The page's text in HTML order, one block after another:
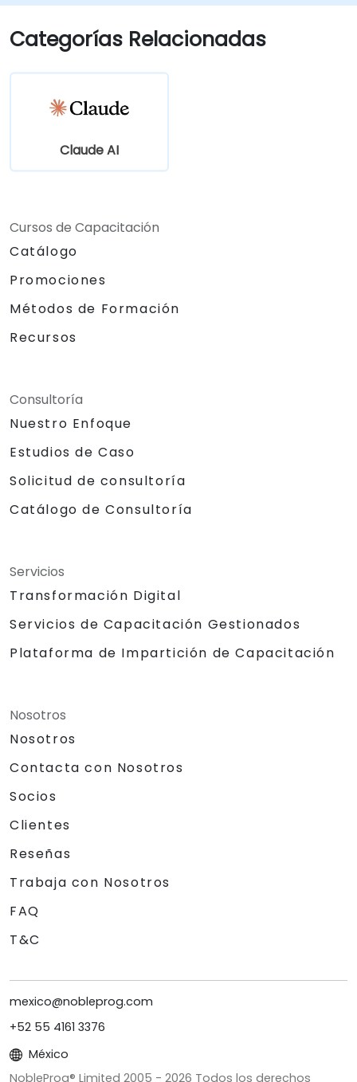
Categorías Relacionadas
Claude AI
Cursos de Capacitación
Catálogo
Promociones
Métodos de Formación
Recursos
Consultoría
Nuestro Enfoque
Estudios de Caso
Solicitud de consultoría
Catálogo de Consultoría
Servicios
Transformación Digital
Servicios de Capacitación Gestionados
Plataforma de Impartición de Capacitación
Nosotros
Nosotros
Contacta con Nosotros
Socios
Clientes
Reseñas
Trabaja con Nosotros
FAQ
T&C
mexico@nobleprog.com
+52 55 4161 3376
México
NobleProg® Limited 2005 - 2026 Todos los derechos